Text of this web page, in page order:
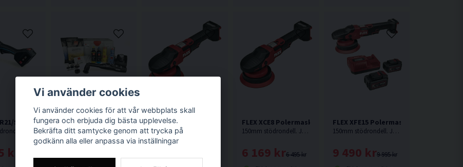
STD Polermaskin 18V (2x5,0Ah)
150mm stödrondell & 180mm polerrondell. Rupes flaggskeppsmodell, Nu som batteridriven.
kr
Rupes HR81MLII/LUX Polermaskin Nano 10,8V (2x2,0Ah)
Nyhet! Rupes iBrid Nano2 HR81MLII är en kompakt och flexibel polermaskin för precisionsarbeten i svåråtkomliga utrymmen.
FLEX XFE15 Polermaskin 18VFLEX XCE8 Polermaskin 18V
150mm stödrondell. Justerbart varvtal mellan 2700-8700. Oscillerande med styrt rörelsemönster. 8mm orbit.
6 495 kr
6 169 kr
FLEX XFE15 Polermaskin 18V (2x5,0Ah)
150mm stödrondell. Justerbart varvtal mellan 2700-8700. Oscillerande med frirotering. 15mm orbit.
9 995 kr
9 490 kr
Vi använder cookies
Vi använder cookies för att vår webbplats skall
fungera och erbjuda dig bästa upplevelse.
Bekräfta ditt samtycke genom att trycka på
godkänn alla eller anpassa via inställningar